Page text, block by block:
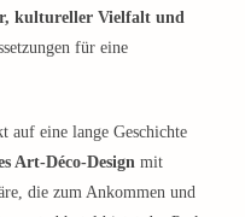
kultureller Vielfalt und
für eine
auf eine lange Geschichte
Art-Déco-Design mit
die zum Ankommen und